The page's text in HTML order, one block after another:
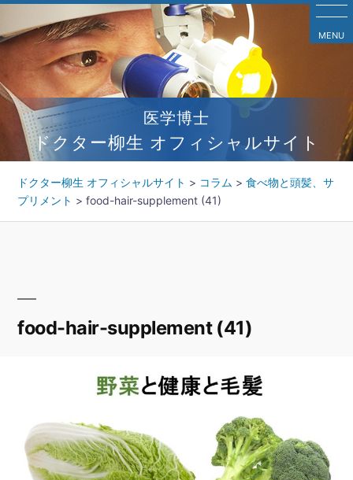
コ
テ
ツ
へ
医学博士
ドクター柳生 オフィシャルサイト
ドクター柳生 オフィシャルサイト > コラム >食べ物と頭髪、サ
プリメント >food-hair-supplement (41)
food-hair-supplement (41)
MENU